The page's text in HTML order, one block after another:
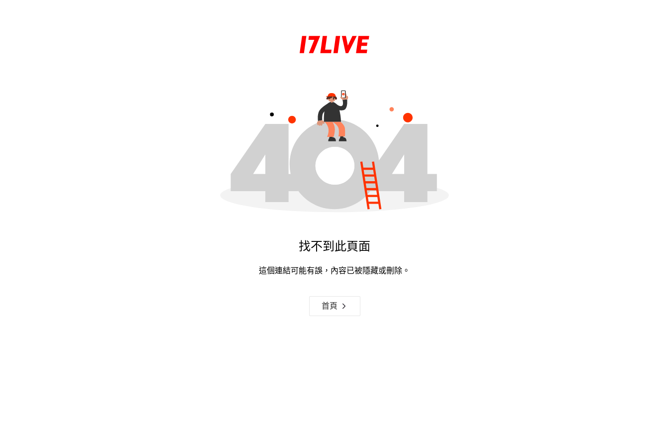
找不到此頁面
這個連結可能有誤，內容已被隱藏或刪除。
首頁